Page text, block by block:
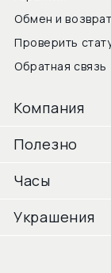
Обмен и возврат
Проверить
Обратная связь
Компания
Полезно
Часы
Украшения